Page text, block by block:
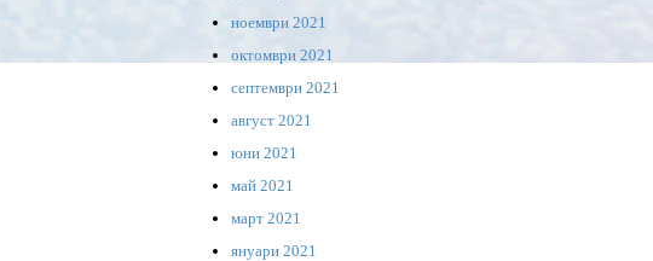
ноември 2021
октомври 2021
септември 2021
август 2021
юни 2021
май 2021
март 2021
януари 2021